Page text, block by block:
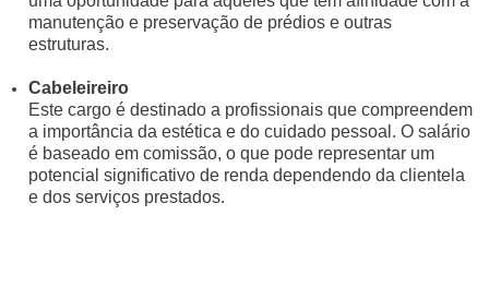
manutenção e preservação de prédios e outras
estruturas.
Cabeleireiro
Este cargo é destinado a profissionais que compreendem
a importância da estética e do cuidado pessoal. O salário
é baseado em comissão, o que pode representar um
potencial significativo de renda dependendo da clientela
e dos serviços prestados.